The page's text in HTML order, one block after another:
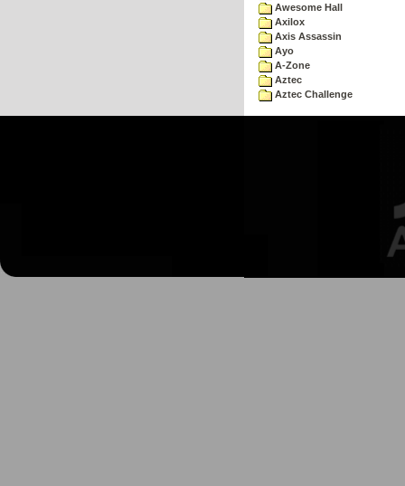
Awesome Hall
Axilox
Axis Assassin
Ayo
A-Zone
Aztec
Aztec Challenge